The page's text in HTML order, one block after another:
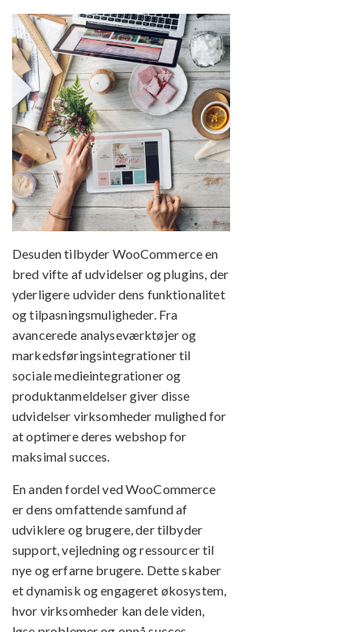
Desuden tilbyder WooCommerce en
bred vifte af udvidelser og plugins, der
yderligere udvider dens funktionalitet
og tilpasningsmuligheder. Fra
avancerede analyseværktøjer og
markedsføringsintegrationer til
sociale medieintegrationer og
produktanmeldelser giver disse
udvidelser virksomheder mulighed for
at optimere deres webshop for
maksimal succes.
En anden fordel ved WooCommerce
er dens omfattende samfund af
udviklere og brugere, der tilbyder
support, vejledning og ressourcer til
nye og erfarne brugere. Dette skaber
et dynamisk og engageret økosystem,
hvor virksomheder kan dele viden,